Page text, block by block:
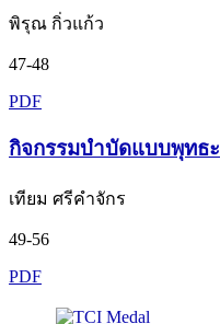
พิรุณ กิ่วแก้ว
47-48
PDF
กิจกรรมบำบัดแบบพุทธะ
เทียม ศรีคำจักร
49-56
PDF